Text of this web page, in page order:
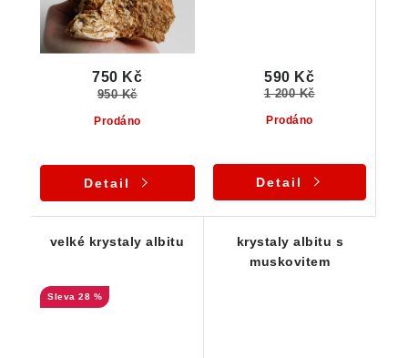
Prodáno
750 Kč
950 Kč
Detail
Prodáno
590 Kč
1 200 Kč
Detail
velké krystaly albitu
28 %
krystaly albitu s
muskovitem